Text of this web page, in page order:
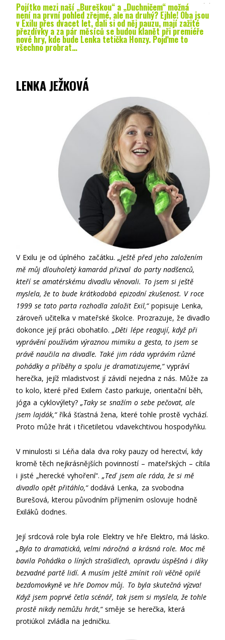
Pojítko mezi naší „Bureškou“ a „Duchničem“ možná
není na první pohled zřejmé, ale na druhý? Ejhle! Oba jsou
v Exilu přes dvacet let, dali si od něj pauzu, mají zažité
přezdívky a za pár měsíců se budou klanět při premiéře
nové hry, kde bude Lenka tetička Honzy. Pojďme to
všechno probrat…
LENKA JEŽKOVÁ
V Exilu je od úplného začátku. „Ještě před jeho založením
mě můj dlouholetý kamarád přizval do party nadšenců,
kteří se amatérskému divadlu věnovali. To jsem si ještě
myslela, že to bude krátkodobá epizodní zkušenost. V roce
1999 se tato parta rozhodla založit Exil,“ popisuje Lenka,
zároveň učitelka v mateřské školce. Prozrazuje, že divadlo
dokonce její práci obohatilo.„Děti lépe reagují, když při
vyprávění používám výraznou mimiku a gesta, to jsem se
právě naučila na divadle. Také jim ráda vyprávím různé
pohádky a příběhy a spolu je dramatizujeme,“ vypráví
herečka, jejíž mladistvost jí závidí nejedna z nás. Může za
to kolo, které před Exilem často parkuje, orientační běh,
jóga a cyklovýlety?„Taky se snažím o sebe pečovat, ale
jsem lajdák,“říká šťastná žena, které tohle prostě vychází.
Proto může hrát i třicetiletou vdavekchtivou hospodyňku.
V minulosti si Léňa dala dva roky pauzy od herectví, kdy
kromě těch nejkrásnějších povinností – mateřských – cítila
i jisté „herecké vyhoření“.„Teď jsem ale ráda, že si mě
divadlo opět přitáhlo,“dodává Lenka, za svobodna
Burešová, kterou původním příjmením oslovuje hodně
Exiláků dodnes.
Její srdcová role byla role Elektry ve hře Elektro, má lásko.
„Byla to dramatická, velmi náročná a krásná role. Moc mě
bavila Pohádka o líných strašidlech, opravdu úspěšná i díky
bezvadné partě lidí. A musím ještě zmínit roli věčně opilé
bezdomovkyně ve hře Domov můj. To byla skutečná výzva!
Když jsem poprvé četla scénář, tak jsem si myslela, že tohle
prostě nikdy nemůžu hrát,“směje se herečka, která
protiúkol zvládla na jedničku.